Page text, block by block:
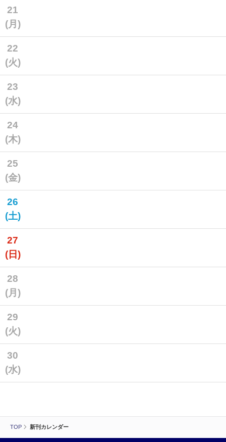
TOP 新刊カレンダー
21
(月)
22
(火)
23
(水)
24
(木)
25
(金)
26
(土)
27
(日)
28
(月)
29
(火)
30
(水)